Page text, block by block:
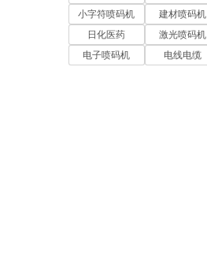
小字符喷码机
建材喷码机
日化医药
激光喷码机
电子喷码机
电线电缆